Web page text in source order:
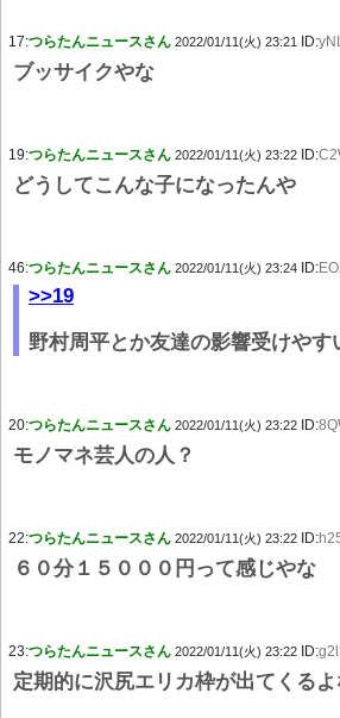
17:つらたんニュースさん 2022/01/11(火) 23:21 ID:
ブッサイクやな
19:つらたんニュースさん 2022/01/11(火) 23:22 ID:
どうしてこんな子になったんや
46:つらたんニュースさん 2022/01/11(火) 23:24 ID:
>>19
野村周平とか友達の影響受けやす
20:つらたんニュースさん 2022/01/11(火) 23:22 ID:
モノマネ芸人の人？
22:つらたんニュースさん 2022/01/11(火) 23:22 ID:
６０分１５０００円って感じやな
23:つらたんニュースさん 2022/01/11(火) 23:22 ID:
定期的に沢尻エリカ枠が出てくる